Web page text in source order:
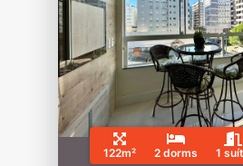
122m² 2 dorms 1